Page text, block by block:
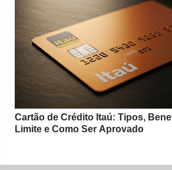
Cartão de Crédito Itaú: Tipos,
Limite e Como Ser Aprovado